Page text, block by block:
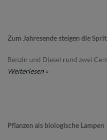
Zum Jahresende steigen die
Benzin und Diesel rund zwei
Weiterlesen »
Pflanzen als biologische Lampen